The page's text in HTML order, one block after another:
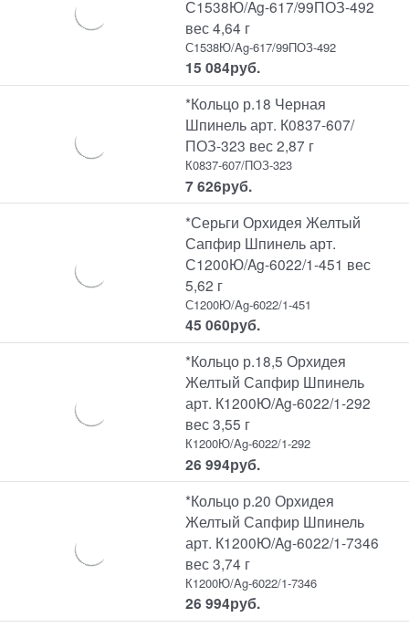
С1538Ю/Ag-617/99ПОЗ-492
вес 4,64 г
С1538Ю/Ag-617/99ПОЗ-492
15 084руб.
*Кольцо р.18 Черная
Шпинель арт. К0837-607/
ПОЗ-323 вес 2,87 г
К0837-607/ПОЗ-323
7 626руб.
*Серьги Орхидея Желтый
Сапфир Шпинель арт.
С1200Ю/Ag-6022/1-451 вес
5,62 г
С1200Ю/Ag-6022/1-451
45 060руб.
*Кольцо р.18,5 Орхидея
Желтый Сапфир Шпинель
арт. К1200Ю/Ag-6022/1-292
вес 3,55 г
К1200Ю/Ag-6022/1-292
26 994руб.
*Кольцо р.20 Орхидея
Желтый Сапфир Шпинель
арт. К1200Ю/Ag-6022/1-7346
вес 3,74 г
К1200Ю/Ag-6022/1-7346
26 994руб.